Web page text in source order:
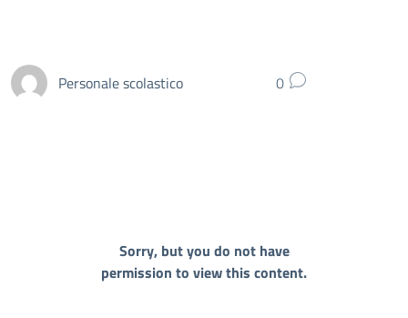
Personale scolastico 0
Sorry, but you do not have
permission to view this content.